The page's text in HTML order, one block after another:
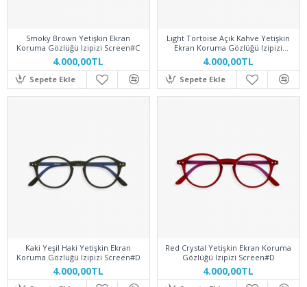
Smoky Brown Yetişkin Ekran
Koruma Gözlüğü Izipizi Screen#C
4.000,00TL
Sepete Ekle
Light Tortoise Açık Kahve Yetişkin
Ekran Koruma Gözlüğü Izipizi
Screen#D
4.000,00TL
Sepete Ekle
Kaki Yeşil Haki Yetişkin Ekran
Koruma Gözlüğü Izipizi Screen#D
4.000,00TL
Red Crystal Yetişkin Ekran Koruma
Gözlüğü Izipizi Screen#D
4.000,00TL